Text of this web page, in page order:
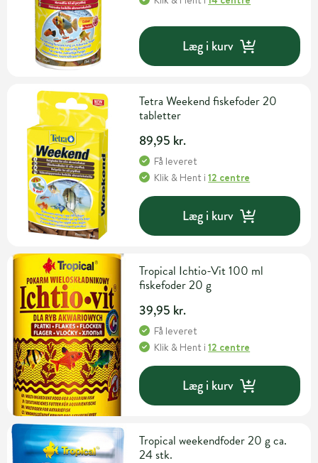
Læg i kurv
Tetra Weekend fiskefoder 20
tabletter
89,95 kr.
Få leveret
Klik & Hent i12 centre
Læg i kurv
Tropical Ichtio-Vit 100 ml
fiskefoder 20 g
39,95 kr.
Få leveret
Klik & Hent i12 centre
Læg i kurv
Tropical weekendfoder 20 g ca.
24 stk.